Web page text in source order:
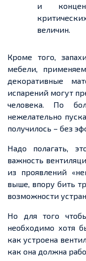
и
величин.
Кроме того,
мебели,
декоративные
испарений могут
человека. По
нежелательно
получилось – без
Надо полагать,
важность
из проявлений
выше, впору бить
возможности
Но для того
необходимо хотя
как устроена
как она должна